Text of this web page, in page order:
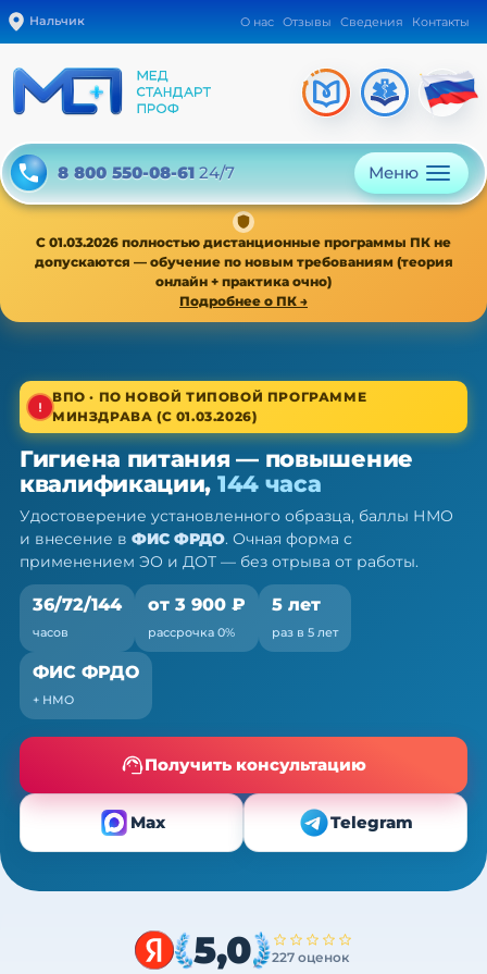
Нальчик О нас Отзывы Сведения Контакты
8 800 550-08-61 24/7 Меню
С 01.03.2026 полностью дистанционные программы ПК не
допускаются — обучение по новым требованиям (теория
онлайн + практика очно)
Подробнее о ПК →
Высшее звено · новая типовая программа
Гигиена питания — ПК, 36/72/144 ч
Очно (практика) + теория онлайн, без отрыва от
работы
ВПО · ПО НОВОЙ ТИПОВОЙ ПРОГРАММЕ
МИНЗДРАВА (С 01.03.2026)
Гигиена питания — повышение
квалификации, 144 часа
Удостоверение установленного образца, баллы НМО
и внесение в ФИС ФРДО. Очная форма с
применением ЭО и ДОТ — без отрыва от работы.
36/72/144
часов
от 3 900 ₽
рассрочка 0%
5 лет
раз в 5 лет
ФИС ФРДО
+ НМО
Получить консультацию
Max Telegram
5,0 227 оценок